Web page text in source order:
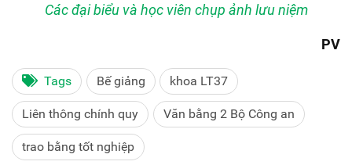
Các đại biểu và học viên chụp ảnh lưu niệm
PV
Tags Bế giảng khoa LT37
Liên thông chính quy Văn bằng 2 Bộ Công an
trao bằng tốt nghiệp